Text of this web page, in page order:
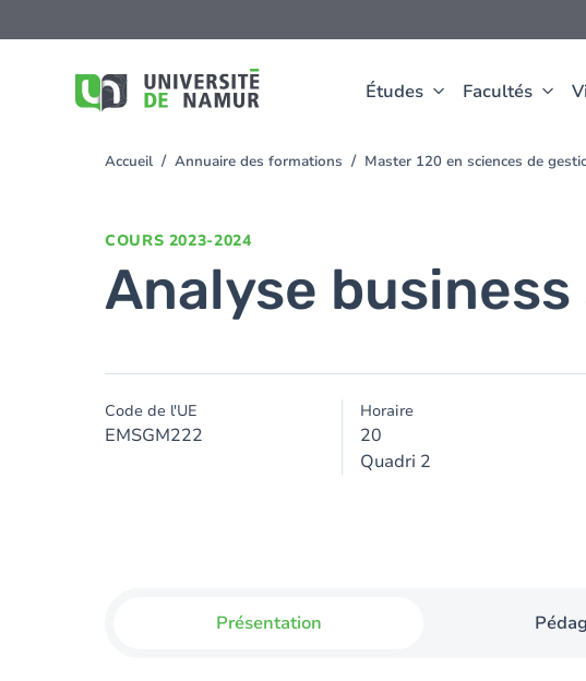
Études Facultés
au
You
Accueil Annuaire des formations Master 120 en sciences de
COURS 2023-2024
Analyse
Code de l'UE
EMSGM222
Horaire
20
Quadri 2
Présentation